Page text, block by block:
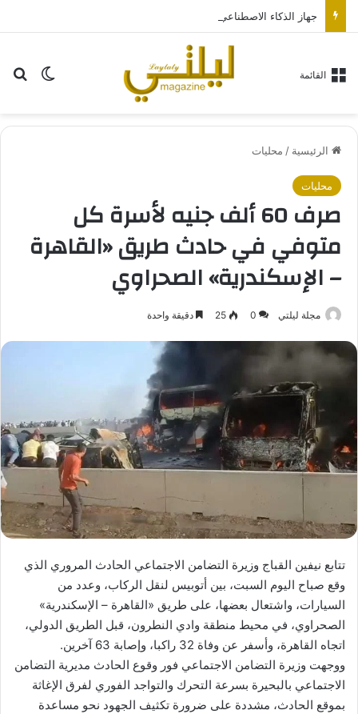
الوضع القائمة
الرئيسية / محليات
محليات
صرف 60 ألف جنيه لأسرة كل
متوفي في حادث طريق «القاهرة
– الإسكندرية» الصحراوي
مجلة ليلتي 0
25 دقيقة واحدة
تتابع نيفين القباج وزيرة التضامن الاجتماعي الحادث المروري الذي
وقع صباح اليوم السبت، بين أتوبيس لنقل الركاب، وعدد من
السيارات، واشتعال بعضها، على طريق «القاهرة – الإسكندرية»
الصحراوي، في محيط منطقة وادي النطرون، قبل الطريق الدولي،
اتجاه القاهرة، وأسفر عن وفاة 32 راكبا، وإصابة 63 آخرين.
ووجهت وزيرة التضامن الاجتماعي فور وقوع الحادث مديرية التضامن
الاجتماعي بالبحيرة بسرعة التحرك والتواجد الفوري لفرق الإغاثة
بموقع الحادث، مشددة على ضرورة تكثيف الجهود نحو مساعدة